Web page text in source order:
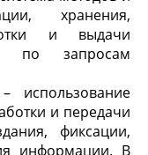
хранения,
и выдачи
по запросам
использование
и передачи
фиксации,
информации. В